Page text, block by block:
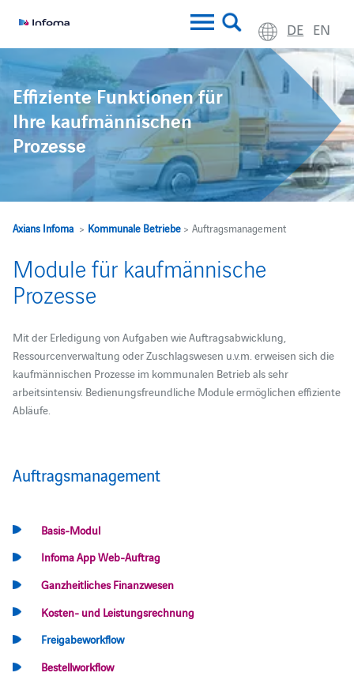
DE EN
Effiziente Funktionen für
Ihre kaufmännischen
Prozesse
Axians Infoma> Kommunale Betriebe> Auftragsmanagement
Module für kaufmännische
Prozesse
Mit der Erledigung von Aufgaben wie Auftragsabwicklung,
Ressourcenverwaltung oder Zuschlagswesen u.v.m. erweisen sich die
kaufmännischen Prozesse im kommunalen Betrieb als sehr
arbeitsintensiv. Bedienungsfreundliche Module ermöglichen effiziente
Abläufe.
Auftragsmanagement
Basis-Modul
Infoma App Web-Auftrag
Ganzheitliches Finanzwesen
Kosten- und Leistungsrechnung
Freigabeworkflow
Bestellworkflow